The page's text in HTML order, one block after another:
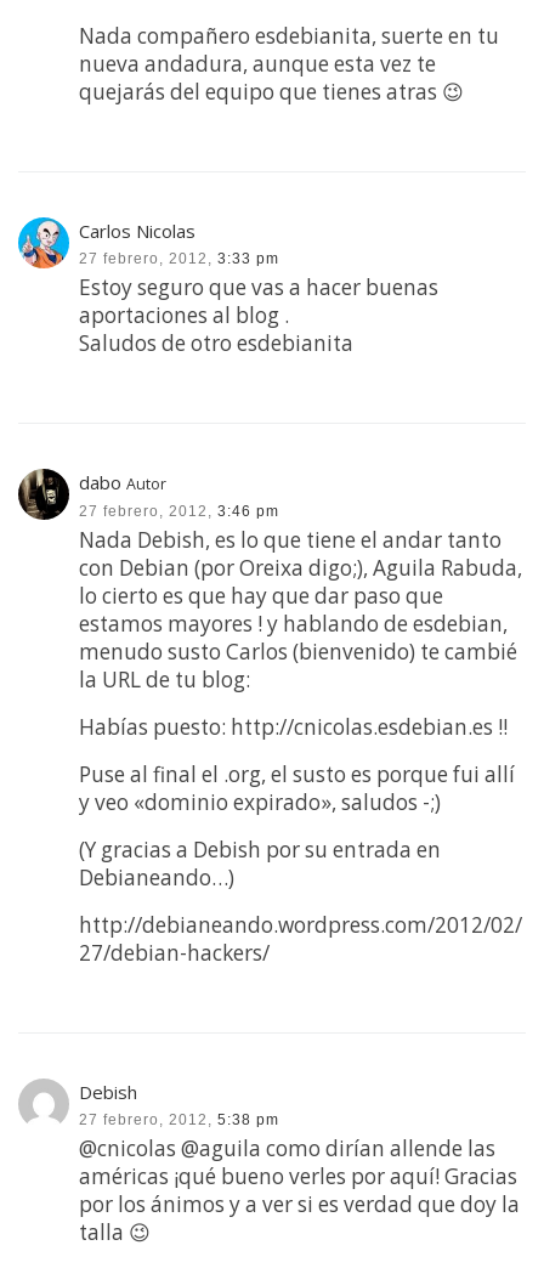
Nada compañero esdebianita, suerte en tu
nueva andadura, aunque esta vez te
quejarás del equipo que tienes atras 😉
Carlos Nicolas
27 febrero, 2012, 3:33 pm
Estoy seguro que vas a hacer buenas
aportaciones al blog .
Saludos de otro esdebianita
dabo Autor
27 febrero, 2012, 3:46 pm
Nada Debish, es lo que tiene el andar tanto
con Debian (por Oreixa digo;), Aguila Rabuda,
lo cierto es que hay que dar paso que
estamos mayores ! y hablando de esdebian,
menudo susto Carlos (bienvenido) te cambié
la URL de tu blog:
Habías puesto: http://cnicolas.esdebian.es !!
Puse al final el .org, el susto es porque fui allí
y veo «dominio expirado», saludos -;)
(Y gracias a Debish por su entrada en
Debianeando…)
http://debianeando.wordpress.com/2012/02/
27/debian-hackers/
Debish
27 febrero, 2012, 5:38 pm
@cnicolas @aguila como dirían allende las
américas ¡qué bueno verles por aquí! Gracias
por los ánimos y a ver si es verdad que doy la
talla 😉